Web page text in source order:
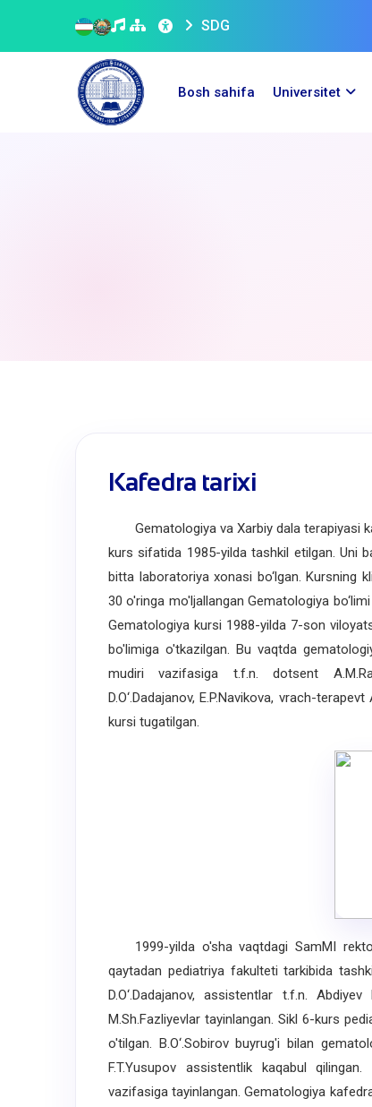
SDG
Bosh sahifa Universitet
Kafedra tarixi
Gematologiya va Xarbiy dala terapiyasi
kurs sifatida 1985-yilda tashkil etilgan. Uni
bitta laboratoriya xonasi bo‘lgan. Kursning
30 o'ringa mo'ljallangan Gematologiya
Gematologiya kursi 1988-yilda 7-son
bo'limiga o'tkazilgan. Bu vaqtda
mudiri vazifasiga t.f.n. dotsent
D.O‘.Dadajanov, E.P.Navikova, vrach-
kursi tugatilgan.
1999-yilda o'sha vaqtdagi SamMI
qaytadan pediatriya fakulteti tarkibida
D.O‘.Dadajanov, assistentlar t.f.n.
M.Sh.Fazliyevlar tayinlangan. Sikl 6-kurs
o'tilgan. B.O‘.Sobirov buyrug'i bilan
F.T.Yusupov assistentlik kaqabul
vazifasiga tayinlangan. Gematologiya